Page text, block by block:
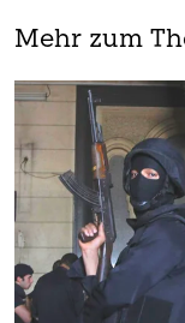
Mehr zum